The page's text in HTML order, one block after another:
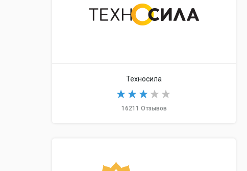
Техносила
16211 Отзывов